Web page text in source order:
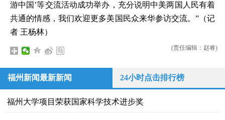
游中国’等交流活动成功举办，充分说明中美两国人民有着
共通的情感，我们欢迎更多美国民众来华参访交流。”（记
者 王杨林）
(责任编辑：赵睿)
福州新闻最新新闻 24小时点击排行榜
福州大学项目荣获国家科学技术进步奖